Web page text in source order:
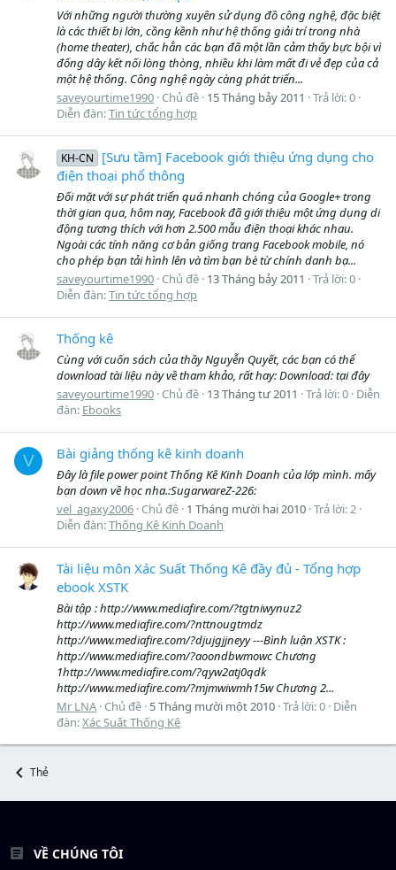
Với những người thường xuyên sử dụng đồ công nghệ, đặc biệt
là các thiết bị lớn, cồng kềnh như hệ thống giải trí trong nhà
(home theater), chắc hẳn các bạn đã một lần cảm thấy bực bội vì
đống dây kết nối lòng thòng, nhiều khi làm mất đi vẻ đẹp của cả
một hệ thống. Công nghệ ngày càng phát triển...
saveyourtime1990 Chủ đề 15 Tháng bảy 2011
Trả lời: 0
Diễn đàn:Tin tức tổng hợp
KH-CN
[Sưu tầm] Facebook giới thiệu ứng dụng cho
điện thoại phổ thông
Đối mặt với sự phát triển quá nhanh chóng của Google+ trong
thời gian qua, hôm nay, Facebook đã giới thiệu một ứng dụng di
động tương thích với hơn 2.500 mẫu điện thoại khác nhau.
Ngoài các tính năng cơ bản giống trang Facebook mobile, nó
cho phép bạn tải hình lên và tìm bạn bè từ chính danh bạ...
saveyourtime1990 Chủ đề 13 Tháng bảy 2011
Trả lời: 0
Diễn đàn:Tin tức tổng hợp
Thống kê
Cùng với cuốn sách của thầy Nguyễn Quyết, các bạn có thể
download tài liệu này về tham khảo, rất hay: Download: tại đây
saveyourtime1990 Chủ đề 13 Tháng tư 2011 Trả lời: 0 Diễn
đàn: Ebooks
V Bài giảng thống kê kinh doanh
Đây là file power point Thống Kê Kinh Doanh của lớp mình. mấy
bạn down về học nha.:SugarwareZ-226:
vel_agaxy2006 Chủ đề 1 Tháng mười hai 2010 Trả lời: 2
Diễn đàn:Thống Kê Kinh Doanh
Tài liệu môn Xác Suất Thống Kê đầy đủ - Tổng hợp
ebook XSTK
Bài tập : http://www.mediafire.com/?tgtniwynuz2
http://www.mediafire.com/?nttnougtmdz
http://www.mediafire.com/?djujgjjneyy ---Bình luận XSTK :
http://www.mediafire.com/?aoondbwmowc Chương
1http://www.mediafire.com/?qyw2atj0qdk
http://www.mediafire.com/?mjmwiwmh15w Chương 2...
Mr LNA Chủ đề 5 Tháng mười một 2010 Trả lời: 0 Diễn
đàn:Xác Suất Thống Kê
Thẻ
VỀ CHÚNG TÔI